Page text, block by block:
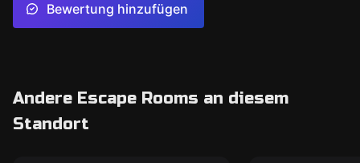
Bewertung hinzufügen
Andere Escape Rooms an diesem
Standort